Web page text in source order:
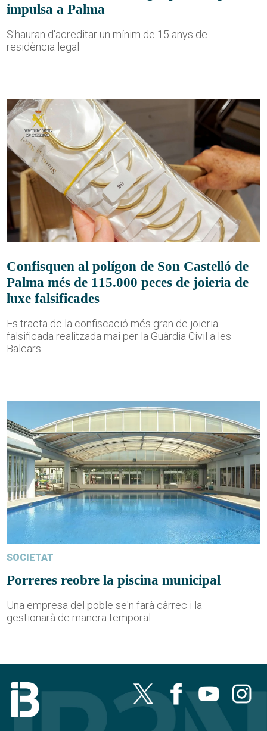
impulsa a Palma
S'hauran d'acreditar un mínim de 15 anys de
residència legal
Confisquen al polígon de Son Castelló de
Palma més de 115.000 peces de joieria de
luxe falsificades
Es tracta de la confiscació més gran de joieria
falsificada realitzada mai per la Guàrdia Civil a les
Balears
SOCIETAT
Porreres reobre la piscina municipal
Una empresa del poble se'n farà càrrec i la
gestionarà de manera temporal